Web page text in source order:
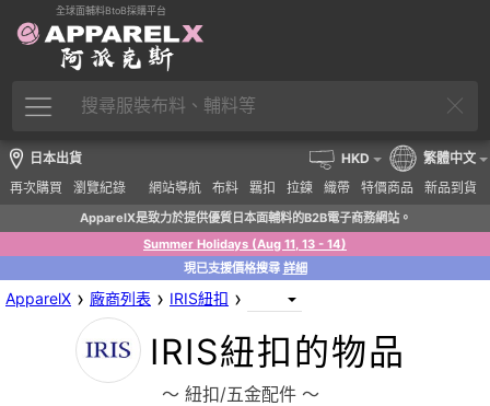
全球面輔料BtoB採購平台
日本出貨
再次購買
瀏覽紀錄 網站導航 布料 羈扣 拉鍊 織帶 特價商品 新品到貨
HKD 繁體中文
ApparelX是致力於提供優質日本面輔料的B2B電子商務網站。
Summer Holidays (Aug 11, 13 - 14)
現已支援價格搜尋 詳細
ApparelX › 廠商列表 › IRIS紐扣 ›
IRIS紐扣的物品
〜 紐扣/五金配件 〜